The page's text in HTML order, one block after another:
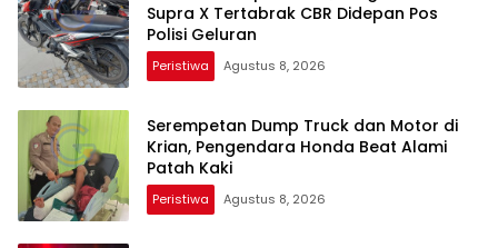
Supra X Tertabrak CBR Didepan Pos
Polisi Geluran
Peristiwa Agustus 8, 2026
Serempetan Dump Truck dan Motor di
Krian, Pengendara Honda Beat Alami
Patah Kaki
Peristiwa Agustus 8, 2026